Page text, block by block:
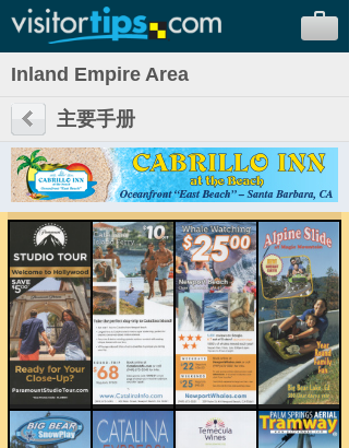
Inland Empire Area
主要手册